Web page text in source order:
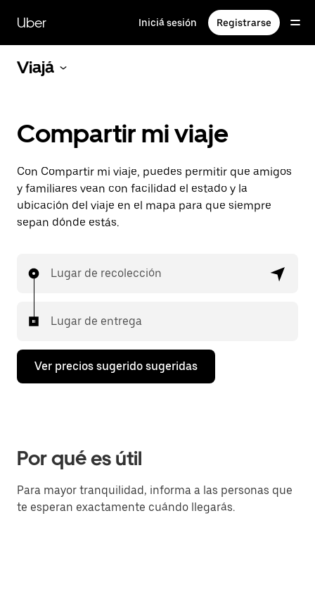
contenido
principal
Uber Iniciá sesión Registrarse
Viajá
Compartir mi viaje
Con Compartir mi viaje, puedes permitir que amigos
y familiares vean con facilidad el estado y la
ubicación del viaje en el mapa para que siempre
sepan dónde estás.
Lugar de recolección
Lugar de entrega
Ver precios sugerido sugeridas
Por qué es útil
Para mayor tranquilidad, informa a las personas que
te esperan exactamente cuándo llegarás.